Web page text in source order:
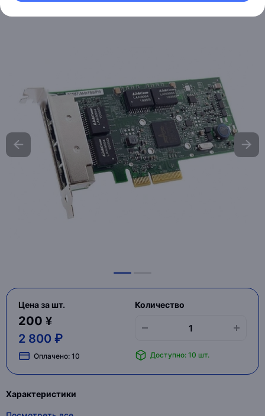
Цена за шт.
200 ¥
2 800 ₽
Оплачено: 10
Количество
Доступно: 10 шт.
Характеристики